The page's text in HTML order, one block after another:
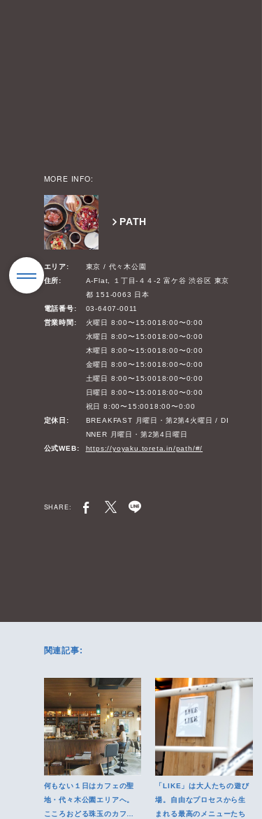
MORE INFO:
PATH
エリア:
東京 / 代々木公園
住所:
A-Flat, １丁目-４４-2 富ケ谷 渋谷区 東京
都 151-0063 日本
電話番号:
03-6407-0011
営業時間:
火曜日 8:00〜15:0018:00〜0:00
水曜日 8:00〜15:0018:00〜0:00
木曜日 8:00〜15:0018:00〜0:00
金曜日 8:00〜15:0018:00〜0:00
土曜日 8:00〜15:0018:00〜0:00
日曜日 8:00〜15:0018:00〜0:00
祝日 8:00〜15:0018:00〜0:00
定休日:
BREAKFAST 月曜日・第2第4火曜日 / DI
NNER 月曜日・第2第4日曜日
公式WEB:
https://yoyaku.toreta.in/path/#/
SHARE:
関連記事:
何もない１日はカフェの聖
地・代々木公園エリアへ。
こころおどる珠玉のカフェ5
「LIKE」は大人たちの遊び
場。自由なプロセスから生
まれる最高のメニューたち